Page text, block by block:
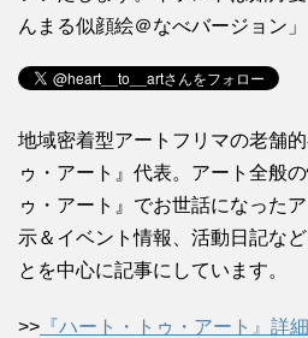
んまる似顔絵＠なべバージョン」
地域密着型アートフリマの老舗
ゥ・アート』代表。アート全般
ゥ・アート』でお世話になった
示＆イベント情報、活動日記な
とを中心に記事にしています。
>> 『ハート・トゥ・アート』詳細